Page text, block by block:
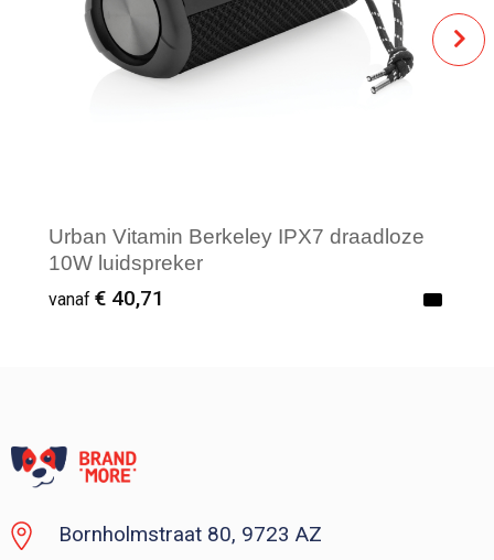
Urban Vitamin Berkeley IPX7 draadloze
10W luidspreker
vanaf € 40,71
Bornholmstraat 80, 9723 AZ